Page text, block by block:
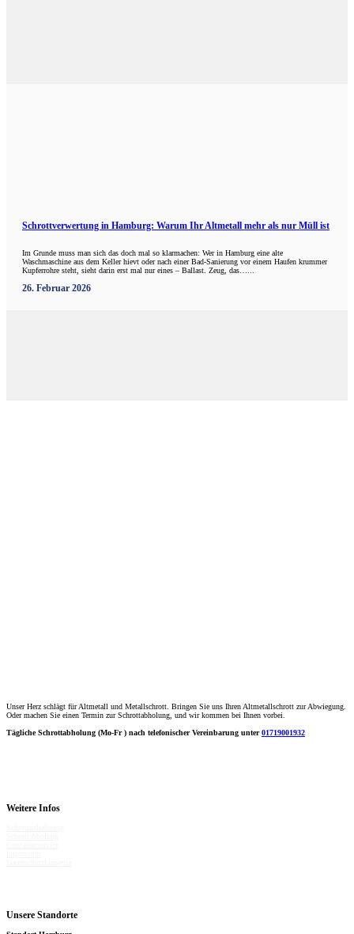
Schrottverwertung in Hamburg: Warum Ihr Altmetall mehr als nur Müll ist
Im Grunde muss man sich das doch mal so klarmachen: Wer in Hamburg eine alte
Waschmaschine aus dem Keller hievt oder nach einer Bad-Sanierung vor einem Haufen krummer
Kupferrohre steht, sieht darin erst mal nur eines – Ballast. Zeug, das…...
26. Februar 2026
Unser Herz schlägt für Altmetall und Metallschrott. Bringen Sie uns Ihren Altmetallschrott zur Abwiegung.
Oder machen Sie einen Termin zur Schrottabholung, und wir kommen bei Ihnen vorbei.
Tägliche Schrottabholung (Mo-Fr ) nach telefonischer Vereinbarung unter01719001932
Weitere Infos
Unsere Standorte